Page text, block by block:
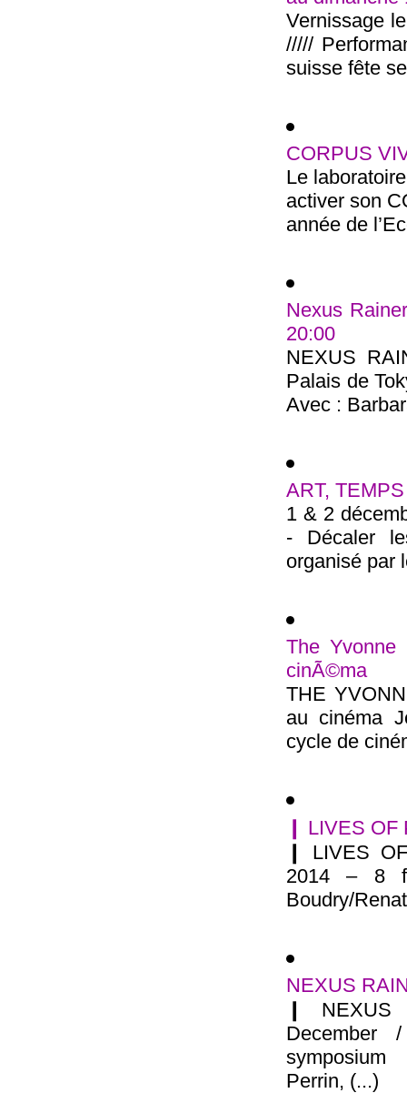
Vernissage
/////
suisse fête
CORPUS
Le
activer son
année de
Nexus
20:00
NEXUS
Palais de
Avec :
ART,
1 & 2
- Décaler
organisé par
The
cinÃ©ma
THE
au cinéma
cycle de
❙ LIVES OF
❙ LIVES
2014 – 8
Boudry/
NEXUS
❙ NEXUS
December
Perrin, (...)